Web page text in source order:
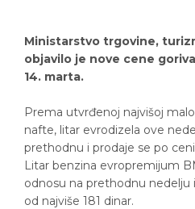
Ministarstvo trgovine,
objavilo je nove cene
14. marta.
Prema utvrđenoj najvišoj
nafte, litar evrodizela ove
prethodnu i prodaje se po
Litar benzina evropremijum
odnosu na prethodnu nedelju
od najviše 181 dinar.